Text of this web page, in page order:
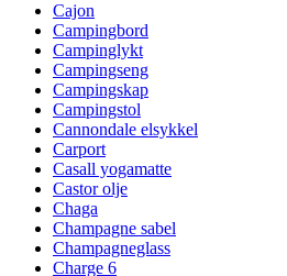
Cajon
Campingbord
Campinglykt
Campingseng
Campingskap
Campingstol
Cannondale elsykkel
Carport
Casall yogamatte
Castor olje
Chaga
Champagne sabel
Champagneglass
Charge 6